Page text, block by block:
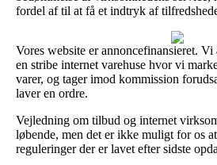
fordel af til at få et indtryk af
Vores website er annoncefinansieret. Vi
en stribe internet varehuse hvor vi
varer, og tager imod kommission
laver en ordre.
Vejledning om tilbud og internet
løbende, men det er ikke muligt for os
reguleringer der er lavet efter sidste